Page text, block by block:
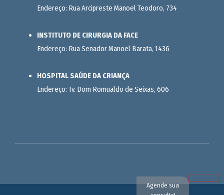
Endereço: Rua Arcipreste Manoel Teodoro, 734
INSTITUTO DE CIRURGIA DA FACE
Endereço: Rua Senador Manoel Barata, 1436
HOSPITAL SAÚDE DA CRIANÇA
Endereço: Tv. Dom Romualdo de Seixas, 606
Agende sua